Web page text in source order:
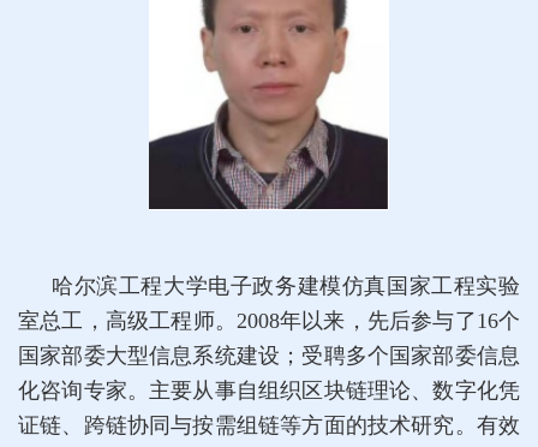
哈尔滨工程大学电子政务建模仿真国家工程实验
室总工，高级工程师。2008年以来，先后参与了16个
国家部委大型信息系统建设；受聘多个国家部委信息
化咨询专家。主要从事自组织区块链理论、数字化凭
证链、跨链协同与按需组链等方面的技术研究。有效